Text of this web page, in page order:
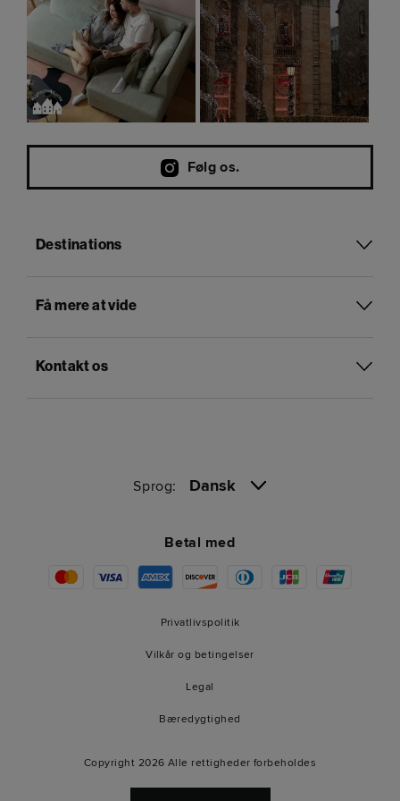
Følg os.
Destinations
Få mere at vide
Kontakt os
Sprog: Dansk
Betal med
Privatlivspolitik
Vilkår og betingelser
Legal
Bæredygtighed
Copyright 2026 Alle rettigheder forbeholdes